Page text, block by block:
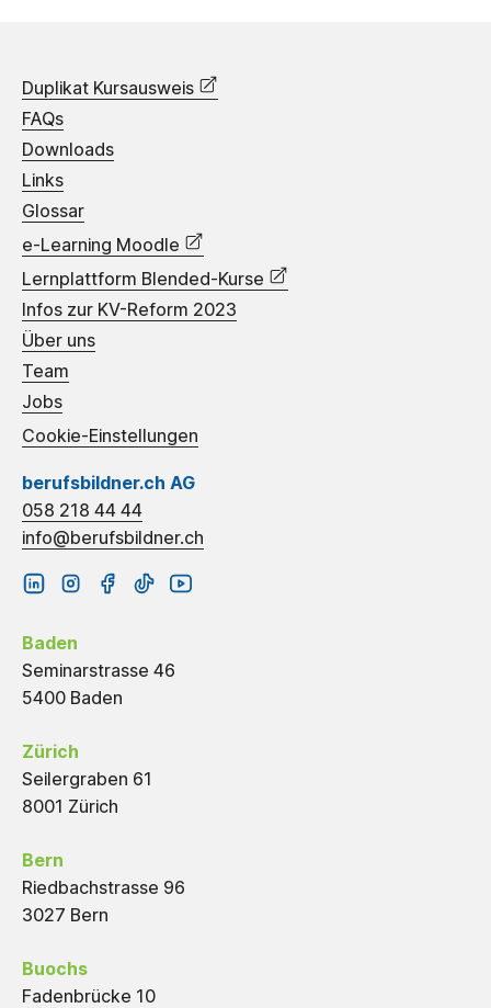
berufsbildner.ch AG
058 218 44 44
info@berufsbildner.ch
Baden
Seminarstrasse 46
5400 Baden
Zürich
Seilergraben 61
8001 Zürich
Bern
Riedbachstrasse 96
3027 Bern
Buochs
Fadenbrücke 10
Duplikat Kursausweis
FAQs
Downloads
Links
Glossar
e-Learning Moodle
Lernplattform Blended-Kurse
Infos zur KV-Reform 2023
Über uns
Team
Jobs
Cookie-Einstellungen